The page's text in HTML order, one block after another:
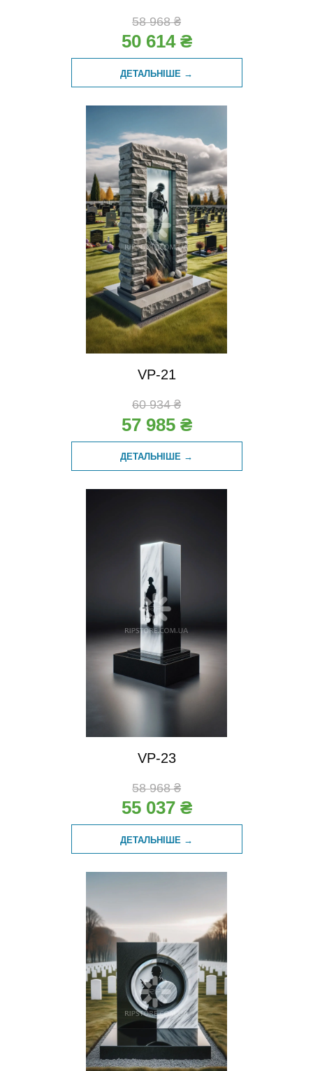
58 968 ₴
50 614 ₴
ДЕТАЛЬНІШЕ →
VP-21
60 934 ₴
57 985 ₴
ДЕТАЛЬНІШЕ →
VP-23
58 968 ₴
55 037 ₴
ДЕТАЛЬНІШЕ →